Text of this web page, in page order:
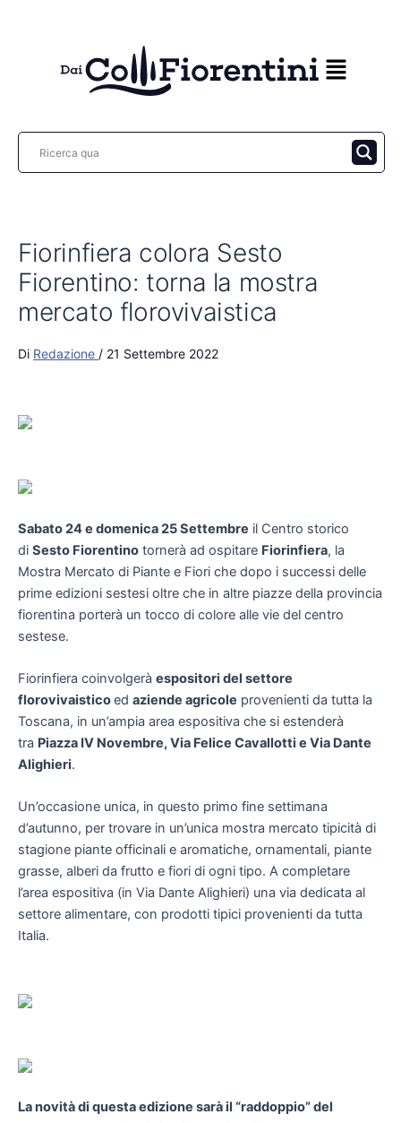
Fiorinfiera colora Sesto
Fiorentino: torna la mostra
mercato florovivaistica
Di Redazione / 21 Settembre 2022
Sabato 24 e domenica 25 Settembre il Centro storico
di Sesto Fiorentino tornerà ad ospitare Fiorinfiera, la
Mostra Mercato di Piante e Fiori che dopo i successi delle
prime edizioni sestesi oltre che in altre piazze della provincia
fiorentina porterà un tocco di colore alle vie del centro
sestese.
Fiorinfiera coinvolgerà espositori del settore
florovivaisticoed aziende agricole provenienti da tutta la
Toscana, in un’ampia area espositiva che si estenderà
tra Piazza IV Novembre, Via Felice Cavallotti e Via Dante
Alighieri.
Un’occasione unica, in questo primo fine settimana
d’autunno, per trovare in un’unica mostra mercato tipicità di
stagione piante officinali e aromatiche, ornamentali, piante
grasse, alberi da frutto e fiori di ogni tipo. A completare
l’area espositiva (in Via Dante Alighieri) una via dedicata al
settore alimentare, con prodotti tipici provenienti da tutta
Italia.
La novità di questa edizione sarà il “raddoppio” del